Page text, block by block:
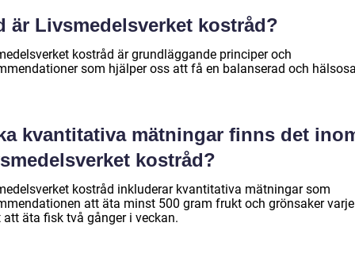
är Livsmedelsverket kostråd?
kostråd är grundläggande principer och
som hjälper oss att få en balanserad och
kvantitativa mätningar finns det
kostråd?
kostråd inkluderar kvantitativa mätningar som
att äta minst 500 gram frukt och grönsaker
att äta fisk två gånger i veckan.